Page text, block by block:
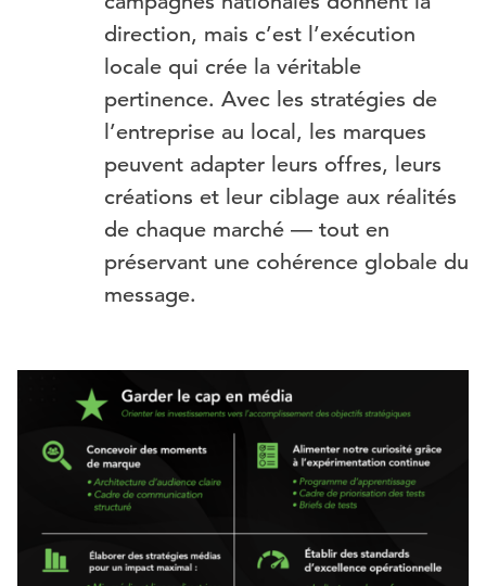
direction, mais c’est l’exécution
locale qui crée la véritable
pertinence. Avec les stratégies de
l’entreprise au local, les marques
peuvent adapter leurs offres, leurs
créations et leur ciblage aux réalités
de chaque marché — tout en
préservant une cohérence globale du
message.